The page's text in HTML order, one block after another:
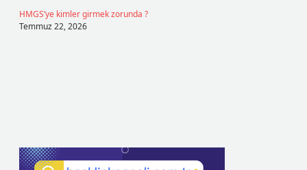
HMGS’ye kimler girmek zorunda ?
Temmuz 22, 2026